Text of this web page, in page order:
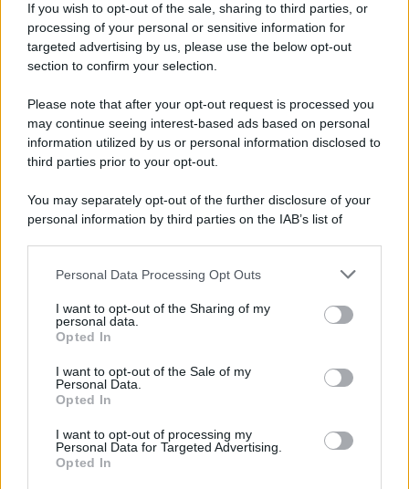
If you wish to opt-out of the sale, sharing to third parties, or
processing of your personal or sensitive information for
targeted advertising by us, please use the below opt-out
section to confirm your selection.
Please note that after your opt-out request is processed you
may continue seeing interest-based ads based on personal
information utilized by us or personal information disclosed to
third parties prior to your opt-out.
You may separately opt-out of the further disclosure of your
personal information by third parties on the IAB’s list of
This information may also be disclosed by us to third parties
disclose it to other third parties.
Please note that this website/app uses one or more Google
services and may gather and store information including but
not limited to your visit or usage behaviour. You may click to
grant or deny consent to Google and its third-party tags to
consent section.
Personal Data Processing Opt Outs
I want to opt-out of the Sharing of my
personal data.
Opted In
I want to opt-out of the Sale of my
Personal Data.
Opted In
I want to opt-out of processing my
Personal Data for Targeted Advertising.
Opted In
Ricevi LE FRASI PIÙ BELLE via e-mail
E-mail
FRASI